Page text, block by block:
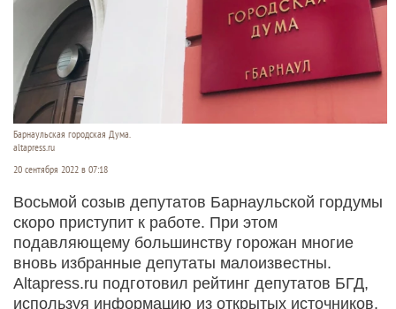
Барнаульская городская Дума.
altapress.ru
20 сентября 2022 в 07:18
Восьмой созыв депутатов Барнаульской гордумы
скоро приступит к работе. При этом
подавляющему большинству горожан многие
вновь избранные депутаты малоизвестны.
Altapress.ru подготовил рейтинг депутатов БГД,
используя информацию из открытых источников.